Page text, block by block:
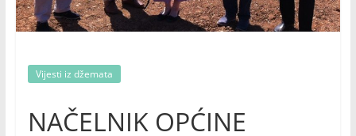
Vijesti iz džemata
NAČELNIK OPĆINE